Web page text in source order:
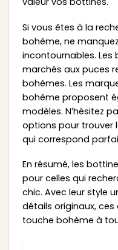
Si vous êtes à la
bohème, ne
incontournables.
marchés aux puces
bohèmes. Les
bohème proposent
modèles. N’hésitez
options pour trouver
qui correspond
En résumé, les
pour celles qui
chic. Avec leur style
détails originaux,
touche bohème à